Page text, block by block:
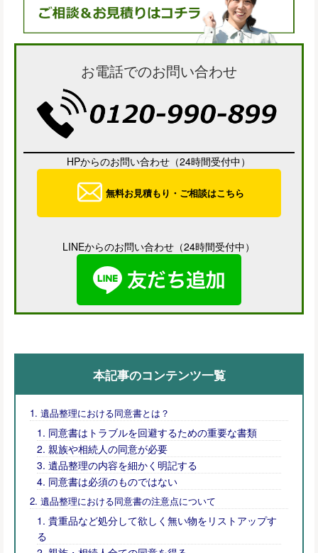
お電話でのお問い合わせ
HPからのお問い合わせ（24時間受付中）
無料お見積もり・ご相談はこちら
LINEからのお問い合わせ（24時間受付中）
本記事のコンテンツ一覧
遺品整理における同意書とは？
同意書はトラブルを回避するための重要な書類
親族や相続人の同意が必要
遺品整理の内容を細かく明記する
同意書は必須のものではない
遺品整理における同意書の注意点について
貴重品など処分して欲しく無い物をリストアップす
る